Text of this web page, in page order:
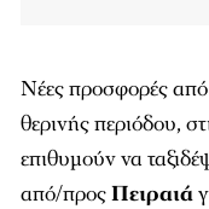
Νέες προσφορές
θερινής περιόδου,
επιθυμούν να
από/προςΠειραιά